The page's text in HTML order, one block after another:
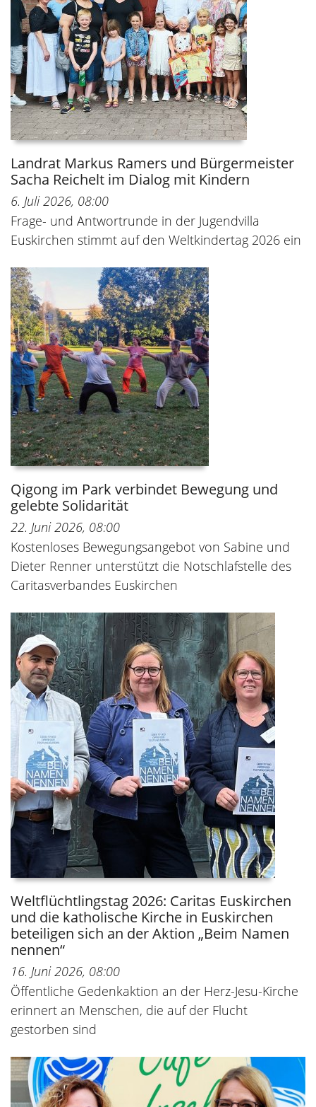
Landrat Markus Ramers und Bürgermeister
Sacha Reichelt im Dialog mit Kindern
6. Juli 2026, 08:00
Frage- und Antwortrunde in der Jugendvilla
Euskirchen stimmt auf den Weltkindertag 2026 ein
Qigong im Park verbindet Bewegung und
gelebte Solidarität
22. Juni 2026, 08:00
Kostenloses Bewegungsangebot von Sabine und
Dieter Renner unterstützt die Notschlafstelle des
Caritasverbandes Euskirchen
Weltflüchtlingstag 2026: Caritas Euskirchen
und die katholische Kirche in Euskirchen
beteiligen sich an der Aktion „Beim Namen
nennen“
16. Juni 2026, 08:00
Öffentliche Gedenkaktion an der Herz-Jesu-Kirche
erinnert an Menschen, die auf der Flucht
gestorben sind